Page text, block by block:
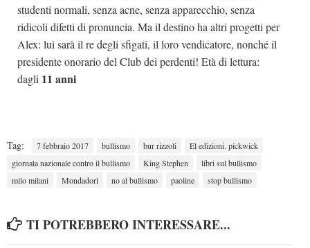
studenti normali, senza acne, senza apparecchio, senza
ridicoli difetti di pronuncia. Ma il destino ha altri progetti per
Alex: lui sarà il re degli sfigati, il loro vendicatore, nonché il
presidente onorario del Club dei perdenti! Età di lettura:
dagli 11 anni
Tag: 7 febbraio 2017 bullismo bur rizzoli
El edizioni. pickwick
giornata nazionale contro il bullismo
King Stephen
libri sul bullismo
milo milani
Mondadori no al bullismo paoline stop bullismo
TI POTREBBERO INTERESSARE...